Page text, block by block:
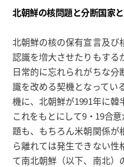
北朝鮮の核問題と分断国家
北朝鮮の核の保有宣言及び
認識を増大させたりもする
日常的に忘れられがちな分
識を改める契機となってい
機に、北朝鮮が1991年に韓
これをもとにして9・19合
題も、もちろん米朝関係が
ら離れては発生できない性
て南北朝鮮（以下、南北）